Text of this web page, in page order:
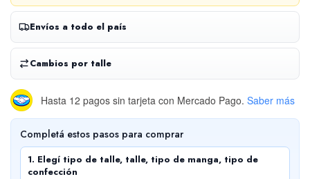
Envíos a todo el país
Cambios por talle
Hasta 12 pagos sin tarjeta con Mercado Pago. Saber más
Completá estos pasos para comprar
1. Elegí tipo de talle, talle, tipo de manga, tipo de
confección